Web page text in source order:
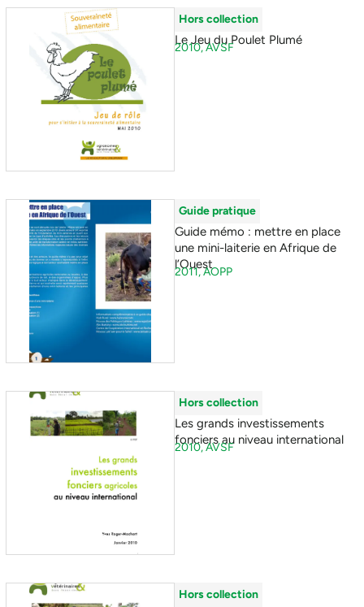
Hors collection
Le Jeu du Poulet Plumé
2010,AVSF
Guide pratique
Guide mémo : mettre en place
une mini-laiterie en Afrique de
l’Ouest
2011,AOPP
Hors collection
Les grands investissements
fonciers au niveau international
2010,AVSF
Hors collection